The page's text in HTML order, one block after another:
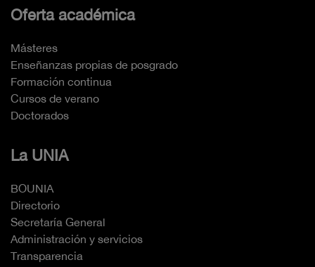
Oferta académica
Másteres
Enseñanzas propias de posgrado
Formación continua
Cursos de verano
Doctorados
La UNIA
BOUNIA
Directorio
Secretaría General
Administración y servicios
Transparencia